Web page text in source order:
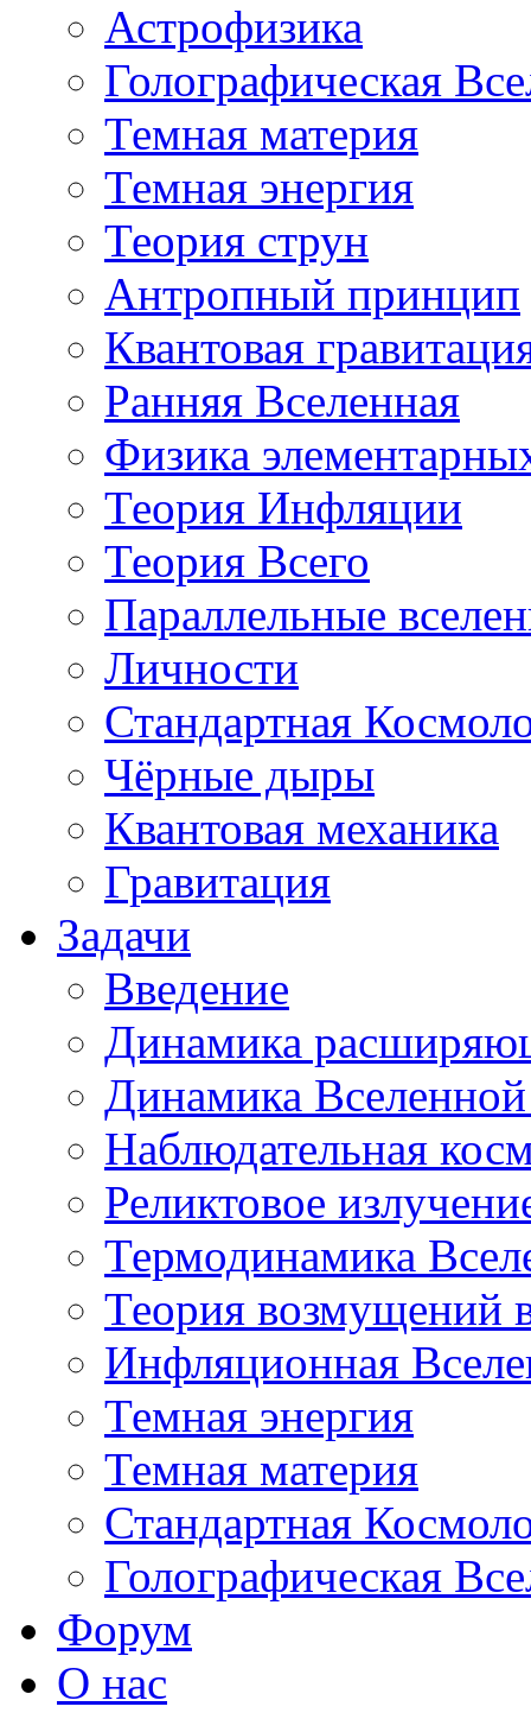
Астрофизика
Голографическая
Темная материя
Темная энергия
Теория струн
Антропный принцип
Квантовая
Ранняя Вселенная
Физика
Теория Инфляции
Теория Всего
Параллельные
Личности
Стандартная
Чёрные дыры
Квантовая механика
Гравитация
Задачи
Введение
Динамика
Динамика
Наблюдательная
Реликтовое
Термодинамика
Теория возмущений
Инфляционная
Темная энергия
Темная материя
Стандартная
Голографическая
Форум
О нас